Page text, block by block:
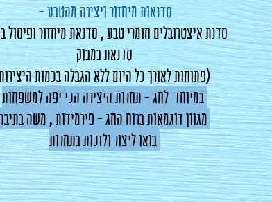
- סדנאות מיחזור ויצירה מהטבע
סדנת איצטרובלים חומרי טבע , סדנאת מיחזור ופיסול בקרטון
סדנאת במבוק
(פתוחות לאורך כל היום ללא הגבלה בכמות היצירות)
במיוחד לחג - תחרות היצירה הכי יפה למשפחות
בואו ליצור ולזכות בתחרות